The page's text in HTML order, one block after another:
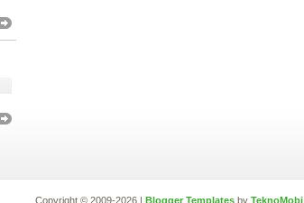
Copyright © 2009-2026 | Blogger Templates by TeknoMobi